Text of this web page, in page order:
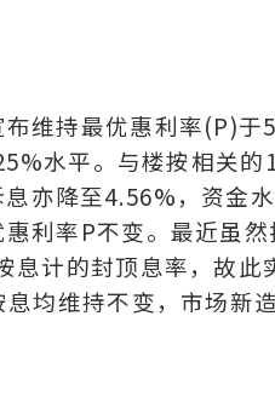
维持最优惠利率(P)于
水平。与楼按相关的
亦降至4.56%，资金
利率P不变。最近虽
计的封顶息率，故此
均维持不变，市场新